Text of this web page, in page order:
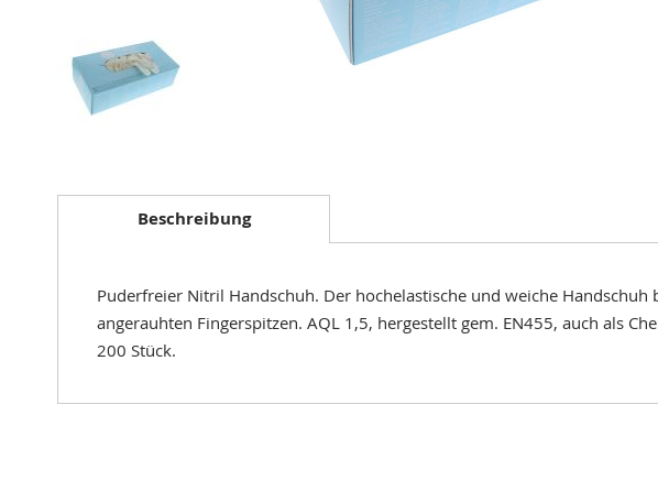
der
BildergalerieBeschreibung
Puderfreier Nitril Handschuh. Der hochelastische und weiche
angerauhten Fingerspitzen. AQL 1,5, hergestellt gem. EN455, auch als
200 Stück.